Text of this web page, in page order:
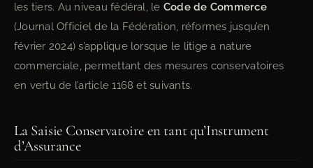
les tiers. Au niveau fédéral, le Code de Commerce
(Journal Officiel de la Fédération, réformes jusqu’en
février 2024) s’applique lorsque le litige a nature
commerciale, permettant des mesures conservatoires
en vertu de l’article 1168 et suivants.
La Saisie Conservatoire en tant qu’Instrument
d’Assurance